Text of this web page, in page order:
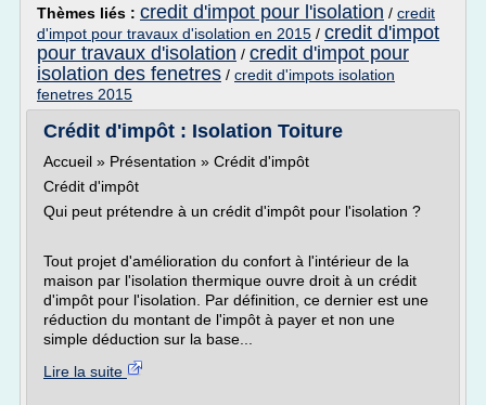
Thèmes liés : credit d'impot pour l'isolation / credit
d'impot pour travaux d'isolation en 2015 / credit d'impot
pour travaux d'isolation / credit d'impot pour
isolation des fenetres / credit d'impots isolation
fenetres 2015
Crédit d'impôt : Isolation Toiture
Accueil » Présentation » Crédit d'impôt
Crédit d'impôt
Qui peut prétendre à un crédit d'impôt pour l'isolation ?
Tout projet d'amélioration du confort à l'intérieur de la
maison par l'isolation thermique ouvre droit à un crédit
d'impôt pour l'isolation. Par définition, ce dernier est une
réduction du montant de l'impôt à payer et non une
simple déduction sur la base...
Lire la suite